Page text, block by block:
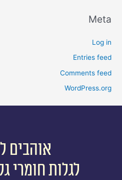
Meta
Log in
Entries feed
Comments feed
WordPress.org
אוהבים
לגלות חומרי